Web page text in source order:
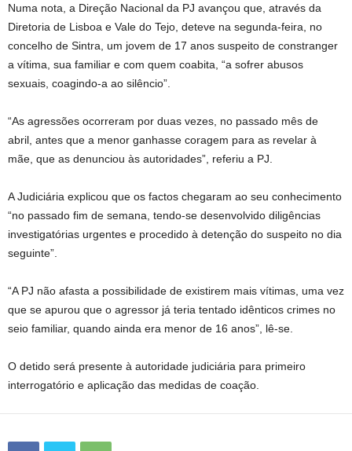
Numa nota, a Direção Nacional da PJ avançou que, através da
Diretoria de Lisboa e Vale do Tejo, deteve na segunda-feira, no
concelho de Sintra, um jovem de 17 anos suspeito de constranger
a vítima, sua familiar e com quem coabita, “a sofrer abusos
sexuais, coagindo-a ao silêncio”.
“As agressões ocorreram por duas vezes, no passado mês de
abril, antes que a menor ganhasse coragem para as revelar à
mãe, que as denunciou às autoridades”, referiu a PJ.
A Judiciária explicou que os factos chegaram ao seu conhecimento
“no passado fim de semana, tendo-se desenvolvido diligências
investigatórias urgentes e procedido à detenção do suspeito no dia
seguinte”.
“A PJ não afasta a possibilidade de existirem mais vítimas, uma vez
que se apurou que o agressor já teria tentado idênticos crimes no
seio familiar, quando ainda era menor de 16 anos”, lê-se.
O detido será presente à autoridade judiciária para primeiro
interrogatório e aplicação das medidas de coação.